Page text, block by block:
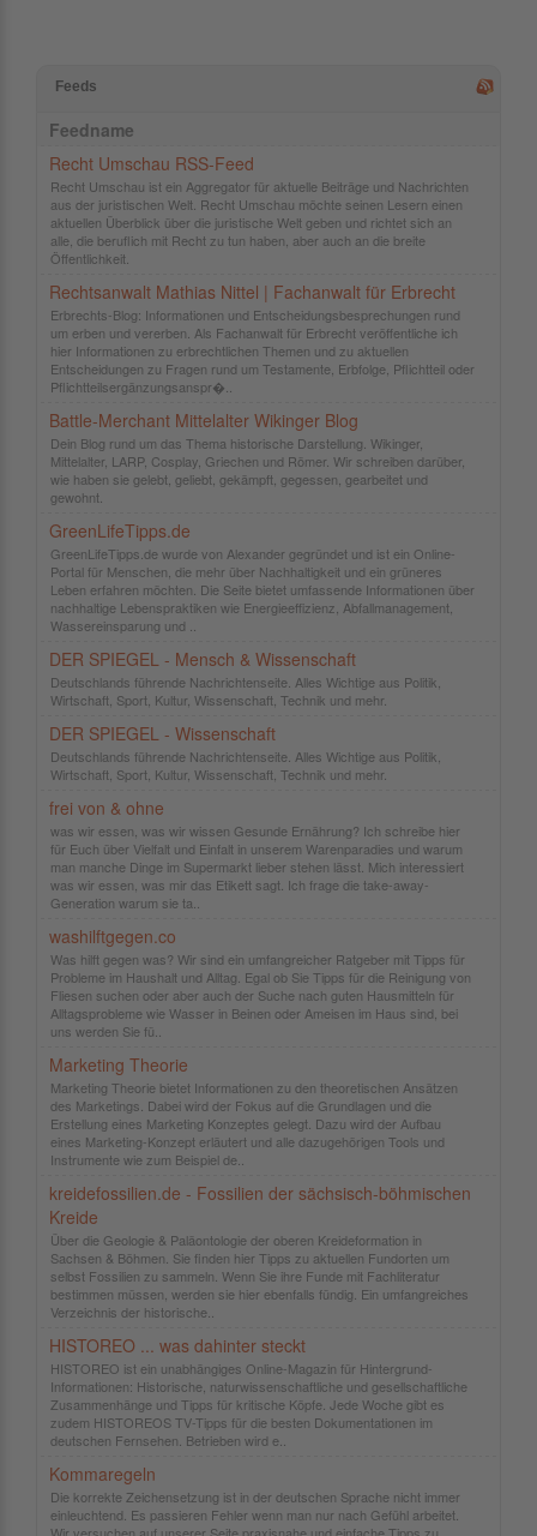
Feeds
Feedname
Recht Umschau RSS-Feed
Recht Umschau ist ein Aggregator für aktuelle Beiträge und Nachrichten
aus der juristischen Welt. Recht Umschau möchte seinen Lesern einen
aktuellen Überblick über die juristische Welt geben und richtet sich an
alle, die beruflich mit Recht zu tun haben, aber auch an die breite
Öffentlichkeit.
Rechtsanwalt Mathias Nittel | Fachanwalt für Erbrecht
Erbrechts-Blog: Informationen und Entscheidungsbesprechungen rund
um erben und vererben. Als Fachanwalt für Erbrecht veröffentliche ich
hier Informationen zu erbrechtlichen Themen und zu aktuellen
Entscheidungen zu Fragen rund um Testamente, Erbfolge, Pflichtteil oder
Pflichtteilsergänzungsanspr�..
Battle-Merchant Mittelalter Wikinger Blog
Dein Blog rund um das Thema historische Darstellung. Wikinger,
Mittelalter, LARP, Cosplay, Griechen und Römer. Wir schreiben darüber,
wie haben sie gelebt, geliebt, gekämpft, gegessen, gearbeitet und
gewohnt.
GreenLifeTipps.de
GreenLifeTipps.de wurde von Alexander gegründet und ist ein Online-
Portal für Menschen, die mehr über Nachhaltigkeit und ein grüneres
Leben erfahren möchten. Die Seite bietet umfassende Informationen über
nachhaltige Lebenspraktiken wie Energieeffizienz, Abfallmanagement,
Wassereinsparung und ..
DER SPIEGEL - Mensch & Wissenschaft
Deutschlands führende Nachrichtenseite. Alles Wichtige aus Politik,
Wirtschaft, Sport, Kultur, Wissenschaft, Technik und mehr.
DER SPIEGEL - Wissenschaft
Deutschlands führende Nachrichtenseite. Alles Wichtige aus Politik,
Wirtschaft, Sport, Kultur, Wissenschaft, Technik und mehr.
frei von & ohne
was wir essen, was wir wissen Gesunde Ernährung? Ich schreibe hier
für Euch über Vielfalt und Einfalt in unserem Warenparadies und warum
man manche Dinge im Supermarkt lieber stehen lässt. Mich interessiert
was wir essen, was mir das Etikett sagt. Ich frage die take-away-
Generation warum sie ta..
washilftgegen.co
Was hilft gegen was? Wir sind ein umfangreicher Ratgeber mit Tipps für
Probleme im Haushalt und Alltag. Egal ob Sie Tipps für die Reinigung von
Fliesen suchen oder aber auch der Suche nach guten Hausmitteln für
Alltagsprobleme wie Wasser in Beinen oder Ameisen im Haus sind, bei
uns werden Sie fü..
Marketing Theorie
Marketing Theorie bietet Informationen zu den theoretischen Ansätzen
des Marketings. Dabei wird der Fokus auf die Grundlagen und die
Erstellung eines Marketing Konzeptes gelegt. Dazu wird der Aufbau
eines Marketing-Konzept erläutert und alle dazugehörigen Tools und
Instrumente wie zum Beispiel de..
kreidefossilien.de - Fossilien der sächsisch-böhmischen
Kreide
Über die Geologie & Paläontologie der oberen Kreideformation in
Sachsen & Böhmen. Sie finden hier Tipps zu aktuellen Fundorten um
selbst Fossilien zu sammeln. Wenn Sie ihre Funde mit Fachliteratur
bestimmen müssen, werden sie hier ebenfalls fündig. Ein umfangreiches
Verzeichnis der historische..
HISTOREO ... was dahinter steckt
HISTOREO ist ein unabhängiges Online-Magazin für Hintergrund-
Informationen: Historische, naturwissenschaftliche und gesellschaftliche
Zusammenhänge und Tipps für kritische Köpfe. Jede Woche gibt es
zudem HISTOREOS TV-Tipps für die besten Dokumentationen im
deutschen Fernsehen. Betrieben wird e..
Kommaregeln
Die korrekte Zeichensetzung ist in der deutschen Sprache nicht immer
einleuchtend. Es passieren Fehler wenn man nur nach Gefühl arbeitet.